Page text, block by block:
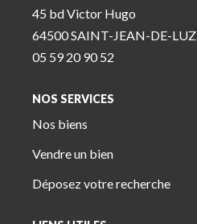
45 bd Victor Hugo
64500 SAINT-JEAN-DE-LUZ
05 59 20 90 52
NOS SERVICES
Nos biens
Vendre un bien
Déposez votre recherche